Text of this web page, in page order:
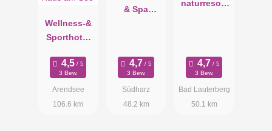
Wellness-&
Sporthotel
See"
3 Bew.
Arendsee
106.6 km
& Spa
3 Bew.
Südharz
48.2 km
naturresort
3 Bew.
Bad Lauterberg
50.1 km